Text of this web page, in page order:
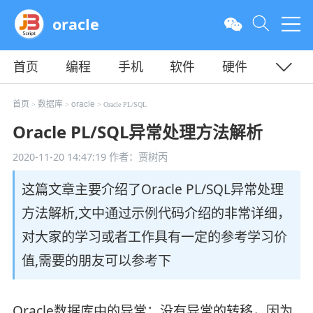
oracle
首页 编程 手机 软件
硬件
教程
平面 服务器
首页 > 数据库> oracle > Oracle PL/SQL
Oracle PL/SQL异常处理方法解析
2020-11-20 14:47:19作者：贾树丙
这篇文章主要介绍了Oracle PL/SQL异常处理
方法解析,文中通过示例代码介绍的非常详细，
对大家的学习或者工作具有一定的参考学习价
值,需要的朋友可以参考下